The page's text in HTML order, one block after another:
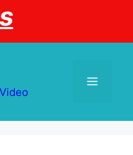
Menu